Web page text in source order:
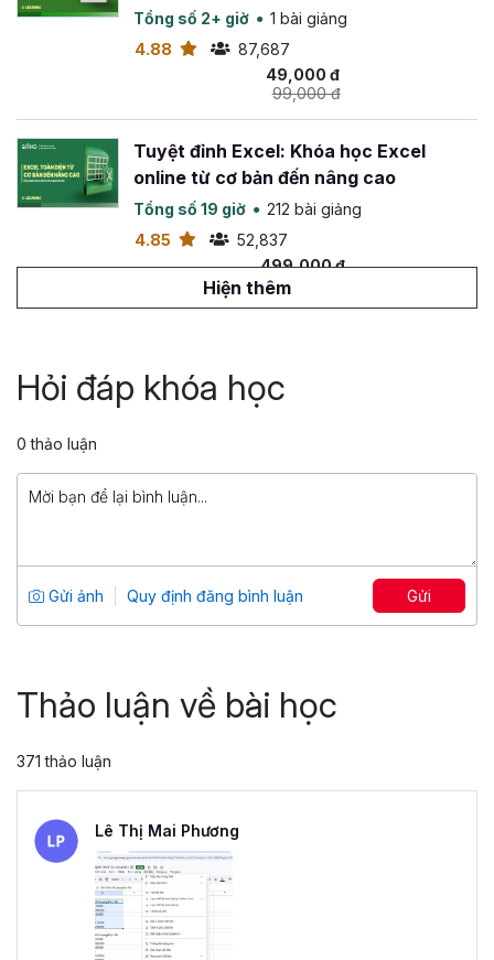
dạy bạn
Tổng số 2+ giờ
1 bài giảng
4.88
87,687
49,000 đ
99,000 đ
Tuyệt đỉnh Excel: Khóa học Excel
online từ cơ bản đến nâng cao
Tổng số 19 giờ
212 bài giảng
4.85
52,837
499,000 đ
799,000 đ
Tổng số 14 giờ
142 bài giảng
799,000 đ
Tổng số 12 giờ
91 bài giảng
4.86
25,045
Hiện thêm
Hỏi đáp khóa học
0 thảo luận
Gửi ảnh Quy định đăng bình luận Gửi
Thảo luận về bài học
371 thảo luận
Lê Thị Mai Phương